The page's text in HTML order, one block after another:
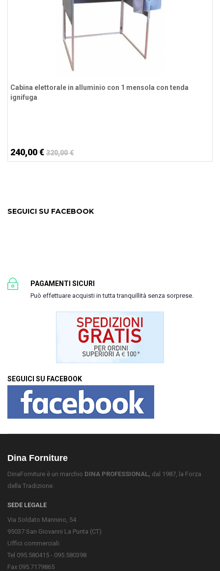
Cabina elettorale in alluminio con 1 mensola con tenda
ignifuga
240,00 € 320,00 €
SEGUICI SU FACEBOOK
PAGAMENTI SICURI
Può effettuare acquisti in tutta tranquillità senza sorprese.
SEGUICI SU FACEBOOK
Dina Forniture
DinaForniture è un marchio DINA PROFESSIONAL, dal 1987, la Forza
della Tradizione.
SEDE LEGALE
Via Soldato Mannino, 54
95037 San Giovanni La Punta (CT)
Uffici commerciali:
Tel 095.580415 - 095.580398
Fax 095.7179865